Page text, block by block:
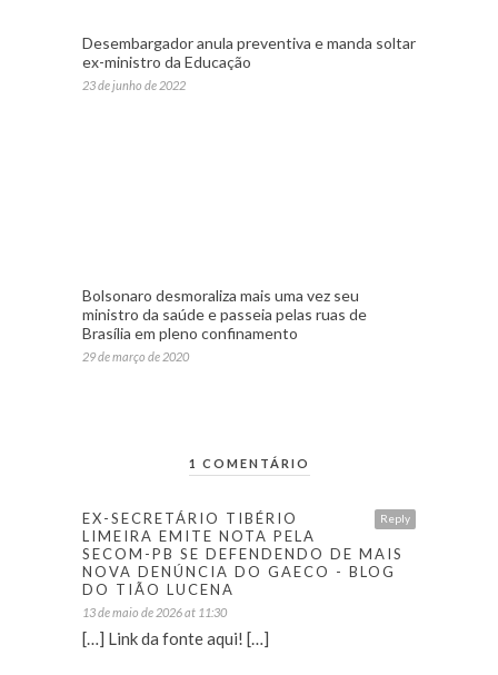
Desembargador anula preventiva e manda soltar
ex-ministro da Educação
23 de junho de 2022
Bolsonaro desmoraliza mais uma vez seu
ministro da saúde e passeia pelas ruas de
Brasília em pleno confinamento
29 de março de 2020
1 COMENTÁRIO
Reply
EX-SECRETÁRIO TIBÉRIO
LIMEIRA EMITE NOTA PELA
SECOM-PB SE DEFENDENDO DE MAIS
NOVA DENÚNCIA DO GAECO - BLOG
DO TIÃO LUCENA
13 de maio de 2026 at 11:30
[…] Link da fonte aqui! […]